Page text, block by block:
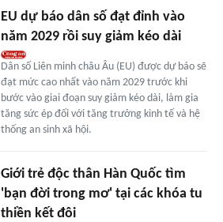
EU dự báo dân số đạt đỉnh vào
năm 2029 rồi suy giảm kéo dài
Dân số Liên minh châu Âu (EU) được dự báo sẽ
đạt mức cao nhất vào năm 2029 trước khi
bước vào giai đoạn suy giảm kéo dài, làm gia
tăng sức ép đối với tăng trưởng kinh tế và hệ
thống an sinh xã hội.
Giới trẻ độc thân Hàn Quốc tìm
'bạn đời trong mơ' tại các khóa tu
thiền kết đôi